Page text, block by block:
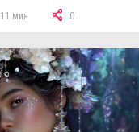
11 мин 0